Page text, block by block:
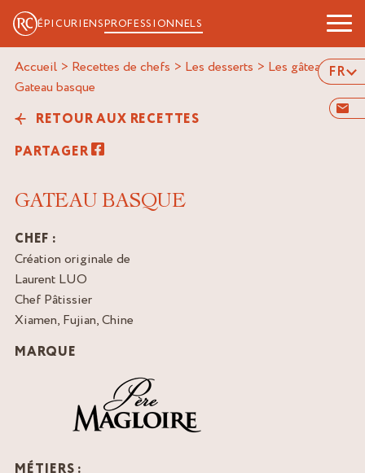
ÉPICURIENSPROFESSIONNELS
FR
Accueil > Recettes de chefs > Les desserts > Les gâteaux>
gateau basque
RETOUR AUX RECETTES
PARTAGER
GATEAU BASQUE
CHEF :
Création originale de
Laurent LUO
Chef Pâtissier
Xiamen, Fujian, Chine
MARQUE